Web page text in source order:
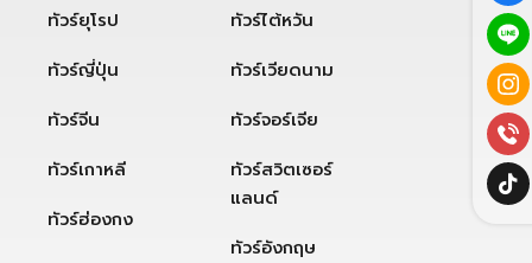
ทัวร์ยุโรป
ทัวร์ญี่ปุ่น
ทัวร์จีน
ทัวร์เกาหลี
ทัวร์ฮ่องกง
ทัวร์ไต้หวัน
ทัวร์เวียดนาม
ทัวร์จอร์เจีย
ทัวร์สวิตเซอร์
แลนด์
ทัวร์อังกฤษ